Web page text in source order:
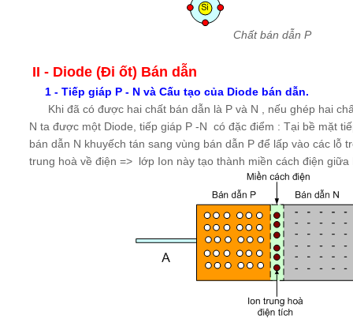
Chất bán dẫn P
II - Diode (Đi ốt) Bán dẫn
1 - Tiếp giáp P - N và Cấu tạo của Diode bán dẫn.
Khi đã có được hai chất bán dẫn là P và N , nếu ghép hai
N ta được một Diode, tiếp giáp P -N có đặc điểm : Tại bề mặt
bán dẫn N khuyếch tán sang vùng bán dẫn P để lấp vào các lỗ
trung hoà về điện => lớp Ion này tạo thành miền cách điện giữa